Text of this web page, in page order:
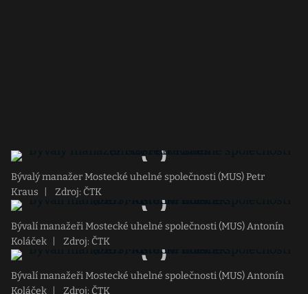
Bývalý manažer Mostecké uhelné společnosti (MUS) Petr
Kraus
Zdroj: ČTK
Bývalí manažeři Mostecké uhelné společnosti (MUS) Antonín
Koláček
Zdroj: ČTK
Bývalí manažeři Mostecké uhelné společnosti (MUS) Antonín
Koláček
Zdroj: ČTK